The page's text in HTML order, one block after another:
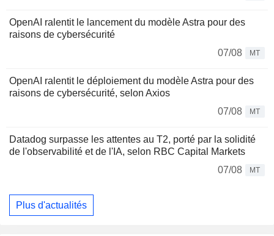
OpenAI ralentit le lancement du modèle Astra pour des
raisons de cybersécurité
07/08
MT
OpenAI ralentit le déploiement du modèle Astra pour des
raisons de cybersécurité, selon Axios
07/08
MT
Datadog surpasse les attentes au T2, porté par la solidité
de l'observabilité et de l'IA, selon RBC Capital Markets
07/08
MT
Plus d'actualités